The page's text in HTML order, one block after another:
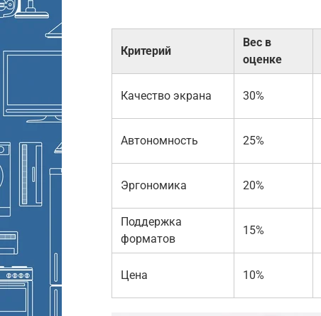
Критерий
Вес в
оценке
Качество экрана 30%
Автономность 25%
Эргономика 20%
Поддержка
форматов
15%
Цена 10%